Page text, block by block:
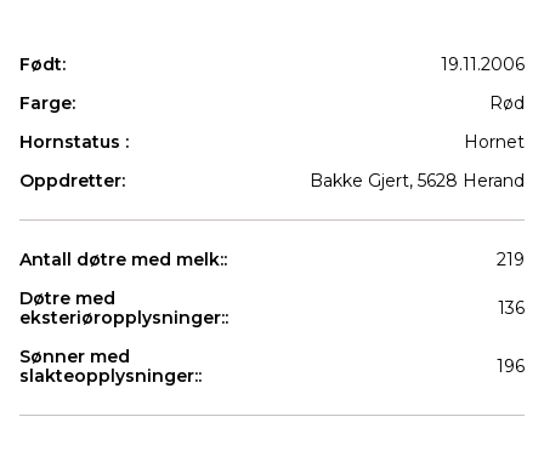
Født:
19.11.2006
Farge:
Rød
Hornstatus :
Hornet
Oppdretter:
Bakke Gjert, 5628 Herand
Antall døtre med melk::
219
Døtre med
eksteriøropplysninger::
136
Sønner med
slakteopplysninger::
196